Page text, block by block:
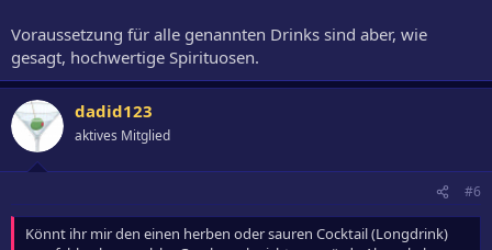
Voraussetzung für alle genannten Drinks sind aber, wie
gesagt, hochwertige Spirituosen.
dadid123
aktives Mitglied
#6
Könnt ihr mir den einen herben oder sauren Cocktail (Longdrink)